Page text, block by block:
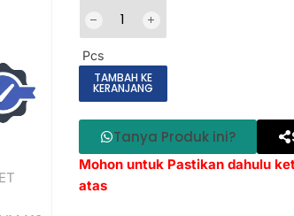
Pcs
TAMBAH KE
KERANJANG
Tanya Produk ini?
Mohon untuk Pastikan dahulu
atas